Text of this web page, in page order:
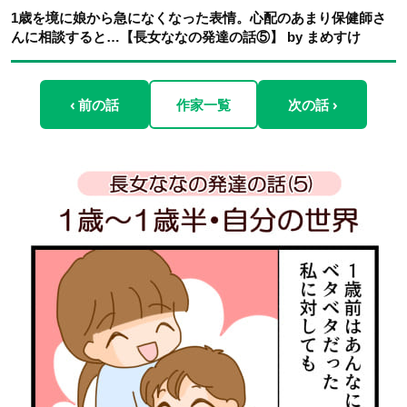
1歳を境に娘から急になくなった表情。心配のあまり保健師さ
んに相談すると…【長女ななの発達の話⑤】 by まめすけ
‹ 前の話 作家一覧 次の話 ›